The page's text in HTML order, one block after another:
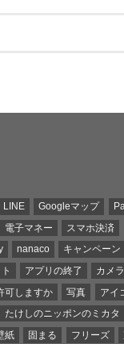
LINE Googleマップ
電子マネー スマホ決済
nanaco キャンペーン
アプリの終了 カメ
可しますか 写真 アイ
たけしのニッポンのミカタ
紙 固まる フリーズ